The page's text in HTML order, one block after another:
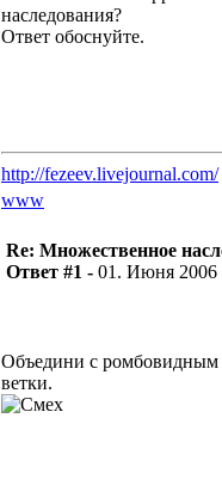
наследования?
Ответ обоснуйте.
http://fezeev.livejournal.com/
www
Re: Множественное
Ответ #1 - 01. Июня 2006
Объедини с ромбовидным
ветки.